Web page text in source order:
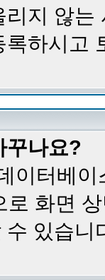
지 않
하시고
꾸나요?
이터베
로 화면
수 있습니